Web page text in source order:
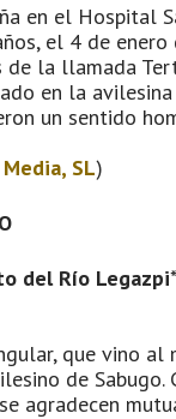
en el Hospital
el 4 de enero
de la llamada
en la
un sentido
SL)
del Río Legazpi
que vino al
de Sabugo.
agradecen